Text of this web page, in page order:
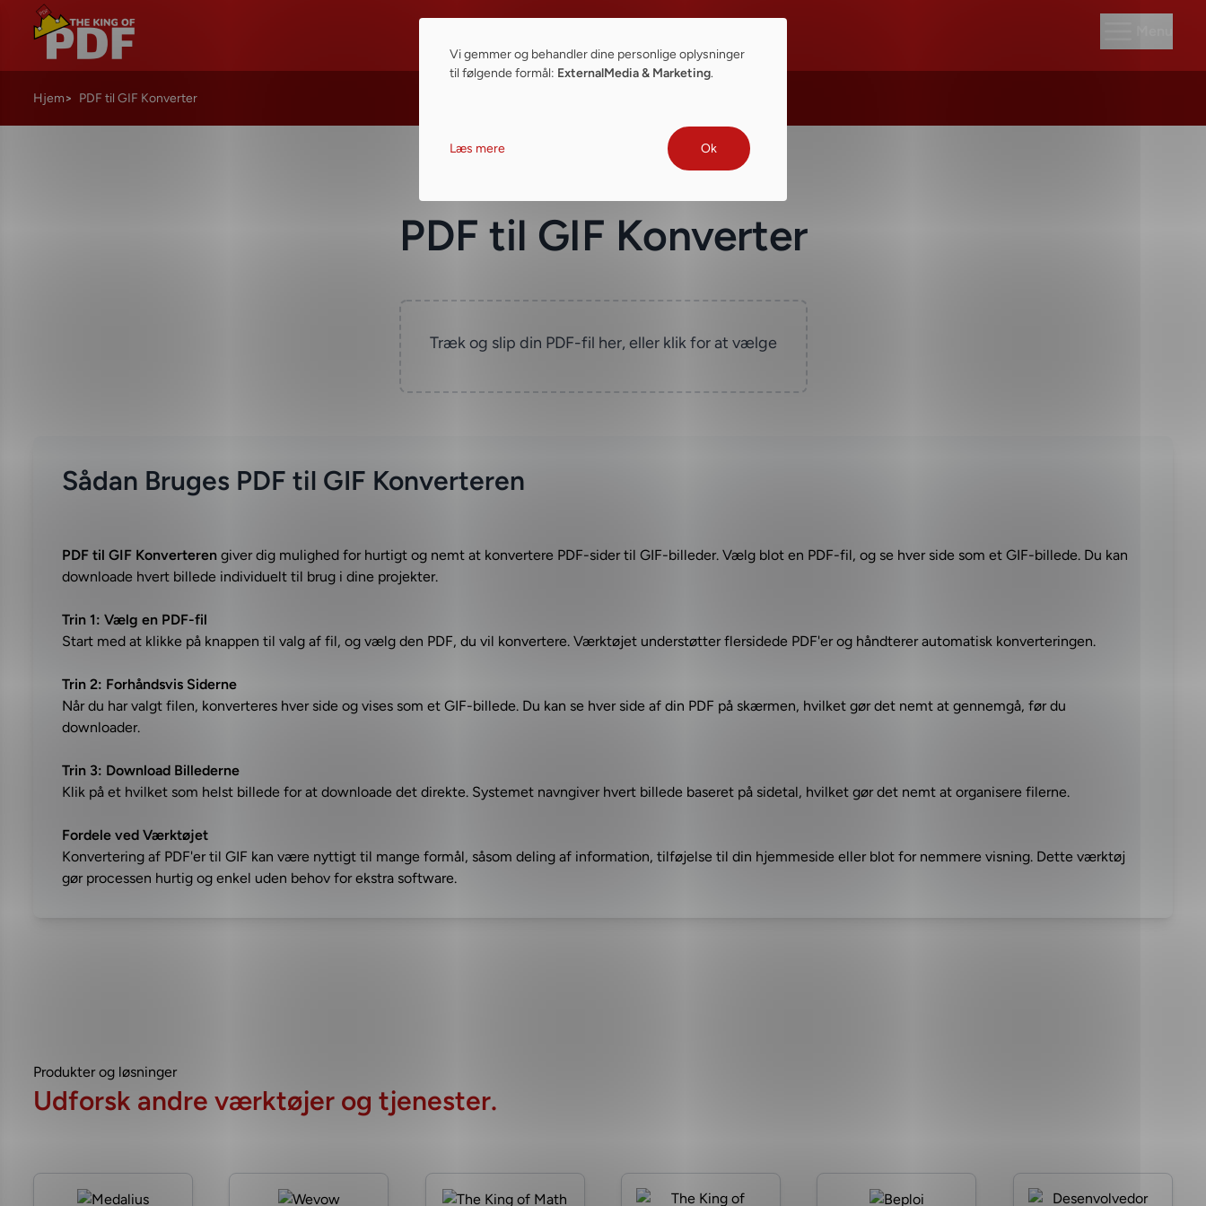
Hjem PDF til GIF Konverter
PDF til GIF Konverter
Træk og slip din PDF-fil her, eller klik for at vælge
Sådan Bruges PDF til GIF Konverteren
PDF til GIF Konverteren giver dig mulighed for hurtigt og nemt at konvertere PDF-sider til GIF-billeder. Vælg blot en PDF-fil, og se hver side som et GIF-billede. Du kan
downloade hvert billede individuelt til brug i dine projekter.
Trin 1: Vælg en PDF-fil
Start med at klikke på knappen til valg af fil, og vælg den PDF, du vil konvertere. Værktøjet understøtter flersidede PDF'er og håndterer automatisk konverteringen.
Trin 2: Forhåndsvis Siderne
Når du har valgt filen, konverteres hver side og vises som et GIF-billede. Du kan se hver side af din PDF på skærmen, hvilket gør det nemt at gennemgå, før du
downloader.
Trin 3: Download Billederne
Klik på et hvilket som helst billede for at downloade det direkte. Systemet navngiver hvert billede baseret på sidetal, hvilket gør det nemt at organisere filerne.
Fordele ved Værktøjet
Konvertering af PDF'er til GIF kan være nyttigt til mange formål, såsom deling af information, tilføjelse til din hjemmeside eller blot for nemmere visning. Dette værktøj
gør processen hurtig og enkel uden behov for ekstra software.
Produkter og løsninger
Udforsk andre værktøjer og tjenester.
Vi gemmer og behandler dine personlige oplysninger
til følgende formål: ExternalMedia & Marketing.
Læs mere Ok